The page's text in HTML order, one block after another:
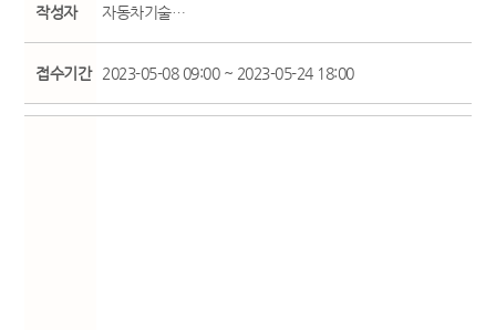
작성자 자동차기술…
접수기간 2023-05-08 09:00 ~ 2023-05-24 18:00